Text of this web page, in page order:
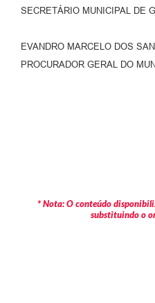
SECRETÁRIO MUNICIPAL DE
EVANDRO MARCELO DOS
PROCURADOR GERAL DO
* Nota: O conteúdo
substituindo o